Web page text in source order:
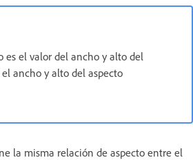
es el valor del ancho y alto del
ancho y alto del aspecto
la misma relación de aspecto entre el